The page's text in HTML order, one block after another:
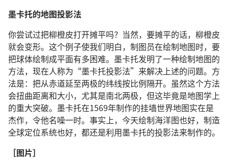
墨卡托的地图投影法
你尝试过把柳橙皮打开摊平吗？当然，要摊平的话，柳橙皮
就会变形。这个例子使我们明白，制图员在绘制地图时，要
把球体绘制成平面有多困难。墨卡托发明了一种绘制地图的
方法，现在人称为“墨卡托投影法”来解决上述的问题。方
法是：把从赤道延至两极的纬线按比例隔开。虽然这个方法
会扭曲距离和大小，尤其是南北两极，但这毕竟是地图学上
的重大突破。墨卡托在1569年制作的挂墙世界地图实在是
杰作，令他名噪一时。事实上，今天绘制海洋图也好，制造
全球定位系统也好，都还是利用墨卡托的投影法来制作的。
［图片］